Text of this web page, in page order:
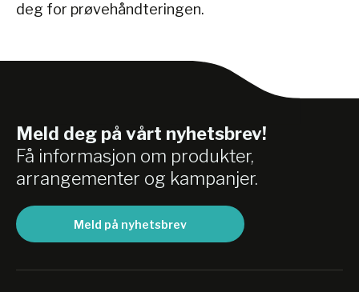
deg for prøvehåndteringen.
Meld deg på vårt nyhetsbrev!
Få informasjon om produkter,
arrangementer og kampanjer.
Meld på nyhetsbrev